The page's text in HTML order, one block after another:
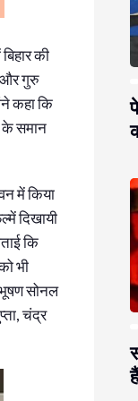
की
और गुरु
कहा कि
के समान
में किया
दिखायी
कि
भी
सोनल
चंद्र